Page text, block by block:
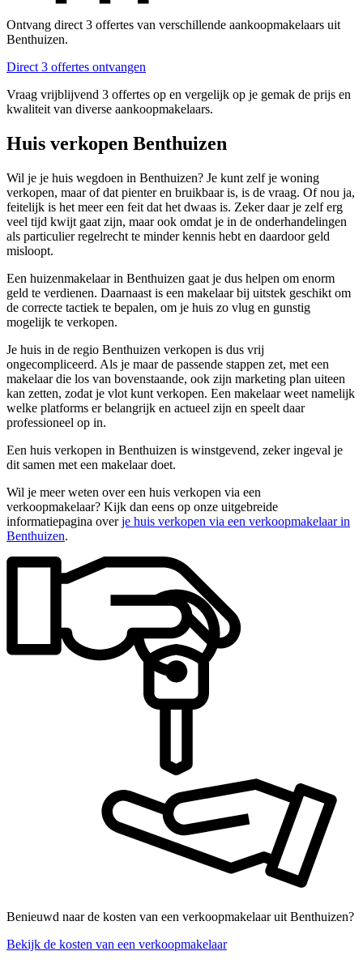
Ontvang direct 3 offertes van verschillende aankoopmakelaars uit
Benthuizen.
Direct 3 offertes ontvangen
Vraag vrijblijvend 3 offertes op en vergelijk op je gemak de prijs en
kwaliteit van diverse aankoopmakelaars.
Huis verkopen Benthuizen
Wil je je huis wegdoen in Benthuizen? Je kunt zelf je woning
verkopen, maar of dat pienter en bruikbaar is, is de vraag. Of nou ja,
feitelijk is het meer een feit dat het dwaas is. Zeker daar je zelf erg
veel tijd kwijt gaat zijn, maar ook omdat je in de onderhandelingen
als particulier regelrecht te minder kennis hebt en daardoor geld
misloopt.
Een huizenmakelaar in Benthuizen gaat je dus helpen om enorm
geld te verdienen. Daarnaast is een makelaar bij uitstek geschikt om
de correcte tactiek te bepalen, om je huis zo vlug en gunstig
mogelijk te verkopen.
Je huis in de regio Benthuizen verkopen is dus vrij
ongecompliceerd. Als je maar de passende stappen zet, met een
makelaar die los van bovenstaande, ook zijn marketing plan uiteen
kan zetten, zodat je vlot kunt verkopen. Een makelaar weet namelijk
welke platforms er belangrijk en actueel zijn en speelt daar
professioneel op in.
Een huis verkopen in Benthuizen is winstgevend, zeker ingeval je
dit samen met een makelaar doet.
Wil je meer weten over een huis verkopen via een
verkoopmakelaar? Kijk dan eens op onze uitgebreide
informatiepagina overje huis verkopen via een verkoopmakelaar in
Benthuizen.
Benieuwd naar de kosten van een verkoopmakelaar uit Benthuizen?
Bekijk de kosten van een verkoopmakelaar